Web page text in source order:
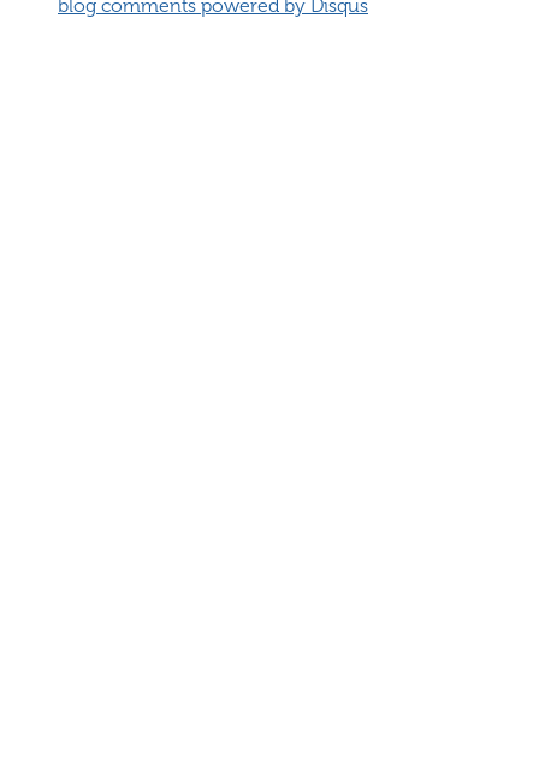
blog comments powered by Disqus